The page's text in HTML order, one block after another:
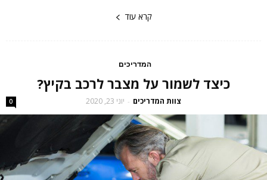
קרא עוד
המדריכים
כיצד לשמור על מצבר לרכב בקיץ?
צוות המדריכים - יוני 23, 2020 0